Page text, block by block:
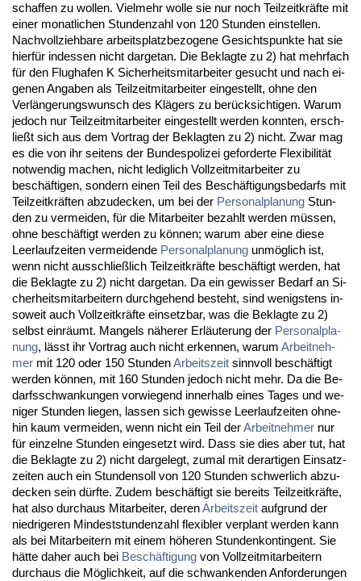
schaf­fen zu wol­len. Viel­mehr wol­le sie nur noch Teil­zeit­kräfte mit
ei­ner mo­nat­li­chen St­un­den­zahl von 120 St­un­den ein­stel­len.
Nach­voll­zieh­ba­re ar­beits­platz­be­zo­ge­ne Ge­sichts­punk­te hat sie
hierfür in­des­sen nicht dar­ge­tan. Die Be­klag­te zu 2) hat mehr­fach
für den Flug­ha­fen K Si­cher­heits­mit­ar­bei­ter ge­sucht und nach ei­
ge­nen An­ga­ben als Teil­zeit­mit­ar­bei­ter ein­ge­stellt, oh­ne den
Verlänge­rungs­wunsch des Klägers zu berück­sich­ti­gen. War­um
je­doch nur Teil­zeit­mit­ar­bei­ter ein­ge­stellt wer­den konn­ten, er­sch­
ließt sich aus dem Vor­trag der Be­klag­ten zu 2) nicht. Zwar mag
es die von ihr sei­tens der Bun­des­po­li­zei ge­for­der­te Fle­xi­bi­lität
not­wen­dig ma­chen, nicht le­dig­lich Voll­zeit­mit­ar­bei­ter zu
beschäfti­gen, son­dern ei­nen Teil des Beschäfti­gungs­be­darfs mit
Teil­zeit­kräften ab­zu­de­cken, um bei der Per­so­nal­pla­nung St­un­
den zu ver­mei­den, für die Mit­ar­bei­ter be­zahlt wer­den müssen,
oh­ne beschäftigt wer­den zu können; war­um aber ei­ne die­se
Leer­lauf­zei­ten ver­mei­den­de Per­so­nal­pla­nung unmöglich ist,
wenn nicht aus­sch­ließlich Teil­zeit­kräfte beschäftigt wer­den, hat
die Be­klag­te zu 2) nicht dar­ge­tan. Da ein ge­wis­ser Be­darf an Si­
cher­heits­mit­ar­bei­tern durch­ge­hend be­steht, sind we­nigs­tens in­
so­weit auch Voll­zeit­kräfte ein­setz­bar, was die Be­klag­te zu 2)
selbst einräumt. Man­gels nähe­rer Erläute­rung der Per­so­nal­pla­
nung, lässt ihr Vor­trag auch nicht er­ken­nen, war­um Ar­beit­neh­
mer mit 120 oder 150 St­un­denAr­beits­zeit sinn­voll beschäftigt
wer­den können, mit 160 St­un­den je­doch nicht mehr. Da die Be­
darfs­schwan­kun­gen vor­wie­gend in­ner­halb ei­nes Ta­ges und we­
ni­ger St­un­den lie­gen, las­sen sich ge­wis­se Leer­lauf­zei­ten oh­ne­
hin kaum ver­mei­den, wenn nicht ein Teil derAr­beit­neh­mer nur
für ein­zel­ne St­un­den ein­ge­setzt wird. Dass sie dies aber tut, hat
die Be­klag­te zu 2) nicht dar­ge­legt, zu­mal mit der­ar­ti­gen Ein­satz­
zei­ten auch ein St­un­den­soll von 120 St­un­den schwer­lich ab­zu­
de­cken sein dürf­te. Zu­dem beschäftigt sie be­reits Teil­zeit­kräfte,
hat al­so durch­aus Mit­ar­bei­ter, de­renAr­beits­zeit auf­grund der
nied­ri­ge­ren Min­dest­stun­den­zahl fle­xi­bler ver­plant wer­den kann
als bei Mit­ar­bei­tern mit ei­nem höhe­ren St­un­den­kon­tin­gent. Sie
hätte da­her auch bei Beschäfti­gung von Voll­zeit­mit­ar­bei­tern
durch­aus die Möglich­keit, auf die schwan­ken­den An­for­de­run­gen